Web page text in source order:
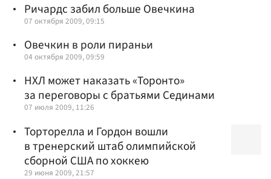
Ричардс забил больше Овечкина
07 октября 2009, 09:15
Овечкин в роли пираньи
04 октября 2009, 09:59
НХЛ может наказать «Торонто»
за переговоры с братьями Сединами
07 июля 2009, 11:26
Торторелла и Гордон вошли
в тренерский штаб олимпийской
сборной США по хоккею
29 июня 2009, 21:57